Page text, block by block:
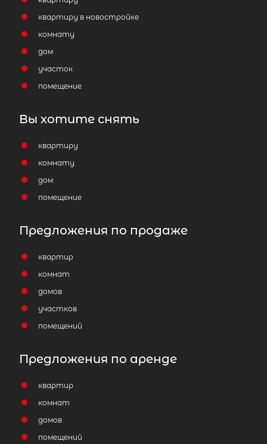
Жилая площадь
11-комнатная квартира площадью
Художников, 22к2
14 000 000
Площадь кухни
квартиру в новостройке
комнату
дом
участок
помещение
Вы хотите снять
квартиру
комнату
дом
помещение
Предложения по продаже
квартир
комнат
домов
участков
помещений
Предложения по аренде
квартир
комнат
домов
помещений